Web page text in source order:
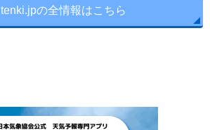
tenki.jpの全情報はこちら